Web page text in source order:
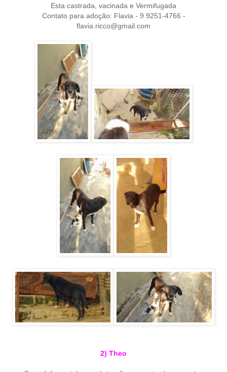
Esta castrada, vacinada e Vermifugada
Contato para adoção: Flavia - 9 9251-4766 -
flavia.ricco@gmail.com
2) Theo